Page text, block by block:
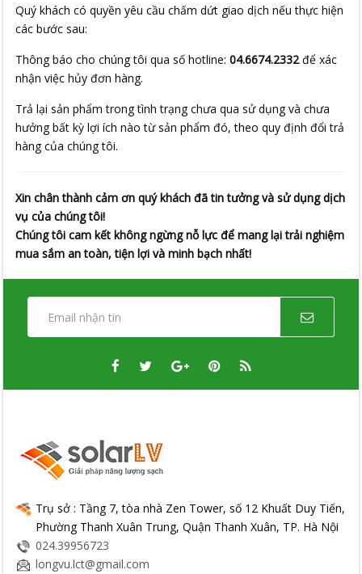
Quý khách có quyền yêu cầu chấm dứt giao dịch nếu thực hiện
các bước sau:
Thông báo cho chúng tôi qua số hotline:04.6674.2332để xác
nhận việc hủy đơn hàng.
Trả lại sản phẩm trong tình trạng chưa qua sử dụng và chưa
hưởng bất kỳ lợi ích nào từ sản phẩm đó, theo quy định đổi trả
hàng của chúng tôi.
Xin chân thành cảm ơn quý khách đã tin tưởng và sử dụng dịch
vụ của chúng tôi!
Chúng tôi cam kết không ngừng nỗ lực để mang lại trải nghiệm
mua sắm an toàn, tiện lợi và minh bạch nhất!
Trụ sở : Tầng 7, tòa nhà Zen Tower, số 12 Khuất Duy Tiến,
Phường Thanh Xuân Trung, Quận Thanh Xuân, TP. Hà Nội
024.39956723
longvu.lct@gmail.com